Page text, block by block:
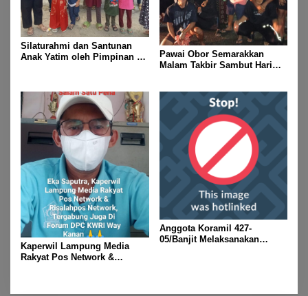
Silaturahmi dan Santunan
Anak Yatim oleh Pimpinan PT
Pawai Obor Semarakkan
Malam Takbir Sambut Hari
Asam, Kecamatan Banjit
Kaperwil Lampung Media
Rakyat Pos Network &
Anggota Koramil 427-
05/Banjit Melaksanakan